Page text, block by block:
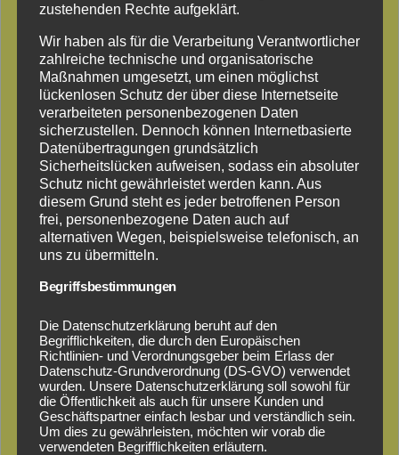
Gartenkatalog
Sortiment:
Gartenhäuser, Blockbohlenhäuser, Verkaufshäuser,
Mittelwandhäuser, Hundezwinger,
Mährobotergaragen
zustehenden Rechte aufgeklärt.
Wir haben als für die Verarbeitung Verantwortlicher
zahlreiche technische und organisatorische
Maßnahmen umgesetzt, um einen möglichst
lückenlosen Schutz der über diese Internetseite
verarbeiteten personenbezogenen Daten
sicherzustellen. Dennoch können Internetbasierte
Datenübertragungen grundsätzlich
Sicherheitslücken aufweisen, sodass ein absoluter
Schutz nicht gewährleistet werden kann. Aus
diesem Grund steht es jeder betroffenen Person
frei, personenbezogene Daten auch auf
alternativen Wegen, beispielsweise telefonisch, an
uns zu übermitteln.
Begriffsbestimmungen
Die Datenschutzerklärung beruht auf den
Begrifflichkeiten, die durch den Europäischen
Richtlinien- und Verordnungsgeber beim Erlass der
Datenschutz-Grundverordnung (DS-GVO) verwendet
wurden. Unsere Datenschutzerklärung soll sowohl für
die Öffentlichkeit als auch für unsere Kunden und
Geschäftspartner einfach lesbar und verständlich sein.
Um dies zu gewährleisten, möchten wir vorab die
verwendeten Begrifflichkeiten erläutern.